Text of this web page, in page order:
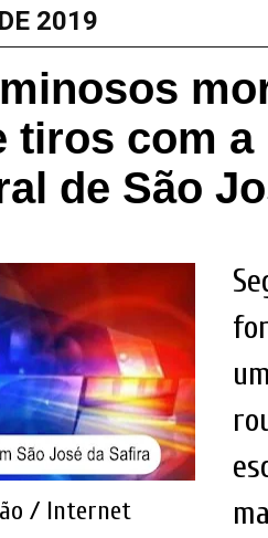
2019
tiros com a
de São
/ Internet